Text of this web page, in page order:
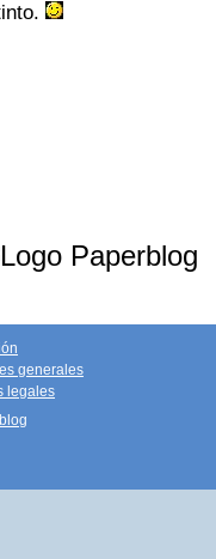
generales
legales